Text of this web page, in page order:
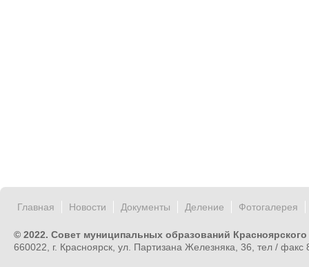
Главная Новости Документы Деление Фотогалерея
© 2022. Совет муниципальных образований Красноярского
660022, г. Красноярск, ул. Партизана Железняка, 36, тел /